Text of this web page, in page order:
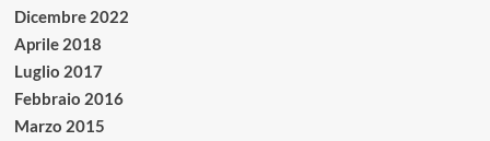
Dicembre 2022
Aprile 2018
Luglio 2017
Febbraio 2016
Marzo 2015